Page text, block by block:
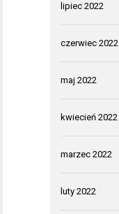
lipiec 2022
czerwiec 2022
maj 2022
kwiecień 2022
marzec 2022
luty 2022